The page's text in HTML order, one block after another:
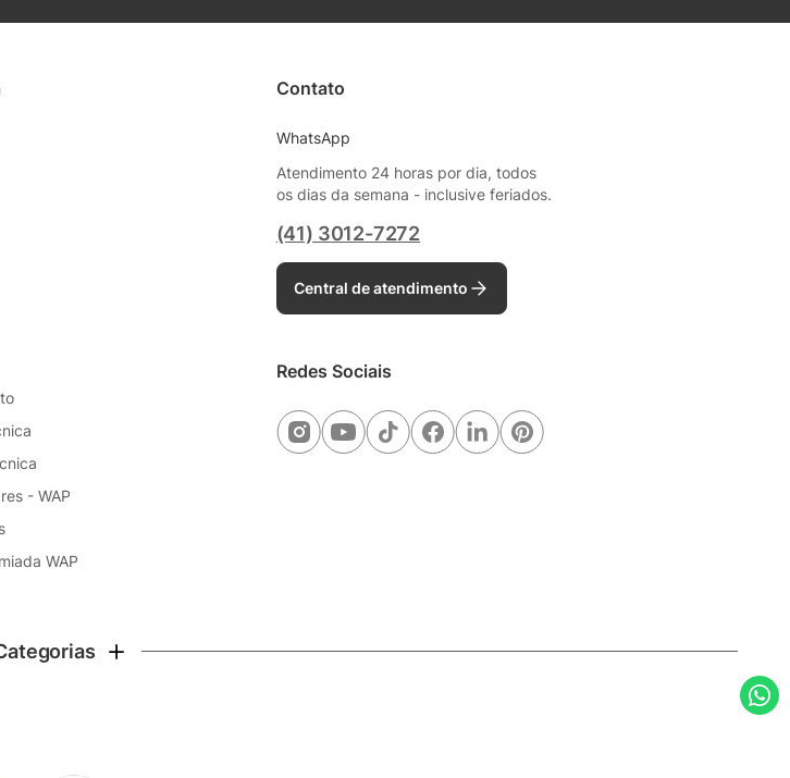
- WAP
WAP
Contato
WhatsApp
Atendimento 24 horas por dia, todos
os dias da semana - inclusive feriados.
(41) 3012-7272
Central de atendimento
Redes Sociais